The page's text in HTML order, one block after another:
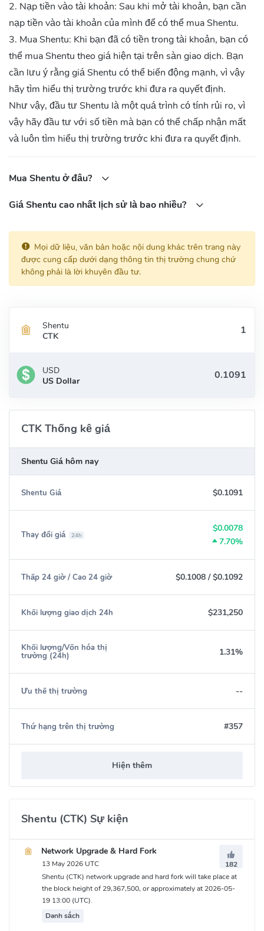
2. Nạp tiền vào tài khoản: Sau khi mở tài khoản, bạn cần
nạp tiền vào tài khoản của mình để có thể mua Shentu.
3. Mua Shentu: Khi bạn đã có tiền trong tài khoản, bạn có
thể mua Shentu theo giá hiện tại trên sàn giao dịch. Bạn
cần lưu ý rằng giá Shentu có thể biến động mạnh, vì vậy
hãy tìm hiểu thị trường trước khi đưa ra quyết định.
Như vậy, đầu tư Shentu là một quá trình có tính rủi ro, vì
vậy hãy đầu tư với số tiền mà bạn có thể chấp nhận mất
và luôn tìm hiểu thị trường trước khi đưa ra quyết định.
Mua Shentu ở đâu?
Giá Shentu cao nhất lịch sử là bao nhiều?
Mọi dữ liệu, văn bản hoặc nội dung khác trên trang này
được cung cấp dưới dạng thông tin thị trường chung chứ
không phải là lời khuyên đầu tư.
Shentu
CTK
USD
US Dollar
CTK Thống kê giá
Shentu Giá hôm nay
Shentu Giá $0.1091
Thay đổi giá 24h
$0.0078
7.70%
Thấp 24 giờ / Cao 24 giờ $0.1008 /$0.1092
Khối lượng giao dịch 24h $231,250
Khối lượng/Vốn hóa thị
trường (24h) 1.31%
Ưu thế thị trường --
Thứ hạng trên thị trường #357
Hiện thêm
Shentu (CTK) Sự kiện
Network Upgrade & Hard Fork
13 May 2026 UTC
182
Shentu (CTK) network upgrade and hard fork will take place at
the block height of 29,367,500, or approximately at 2026-05-
19 13:00 (UTC).
Danh sách